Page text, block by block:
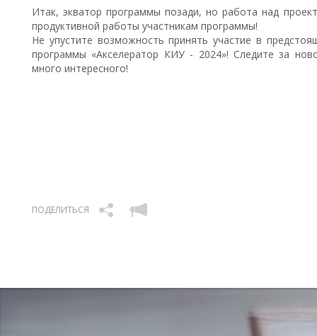
Итак, экватор программы позади, но работа над
продуктивной работы участникам программы!
Не упустите возможность принять участие в
программы «Акселератор КИУ - 2024»! Следите за
много интересного!
ПОДЕЛИТЬСЯ